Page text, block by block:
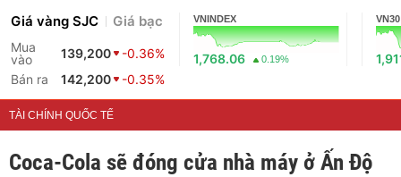
Giá vàng SJC Giá bạc
Mua
vào
139,200
-0.36%
Bán ra
142,200 -0.35%
VNINDEX
1,768.06 0.19%
VN30
TÀI CHÍNH QUỐC TẾ
Coca-Cola sẽ đóng cửa nhà máy ở Ấn Độ